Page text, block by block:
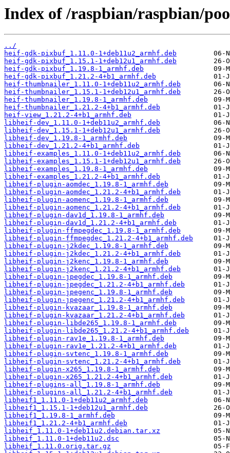
Index of /raspbian/raspbian/
../
heif-gdk-pixbuf_1.11.0-1+deb11u2_armhf.deb
heif-gdk-pixbuf_1.15.1-1+deb12u1_armhf.deb
heif-gdk-pixbuf_1.19.8-1_armhf.deb
heif-gdk-pixbuf_1.21.2-4+b1_armhf.deb
heif-thumbnailer_1.11.0-1+deb11u2_armhf.deb
heif-thumbnailer_1.15.1-1+deb12u1_armhf.deb
heif-thumbnailer_1.19.8-1_armhf.deb
heif-thumbnailer_1.21.2-4+b1_armhf.deb
heif-view_1.21.2-4+b1_armhf.deb
libheif-dev_1.11.0-1+deb11u2_armhf.deb
libheif-dev_1.15.1-1+deb12u1_armhf.deb
libheif-dev_1.19.8-1_armhf.deb
libheif-dev_1.21.2-4+b1_armhf.deb
libheif-examples_1.11.0-1+deb11u2_armhf.deb
libheif-examples_1.15.1-1+deb12u1_armhf.deb
libheif-examples_1.19.8-1_armhf.deb
libheif-examples_1.21.2-4+b1_armhf.deb
libheif-plugin-aomdec_1.19.8-1_armhf.deb
libheif-plugin-aomdec_1.21.2-4+b1_armhf.deb
libheif-plugin-aomenc_1.19.8-1_armhf.deb
libheif-plugin-aomenc_1.21.2-4+b1_armhf.deb
libheif-plugin-dav1d_1.19.8-1_armhf.deb
libheif-plugin-dav1d_1.21.2-4+b1_armhf.deb
libheif-plugin-ffmpegdec_1.19.8-1_armhf.deb
libheif-plugin-ffmpegdec_1.21.2-4+b1_armhf.deb
libheif-plugin-j2kdec_1.19.8-1_armhf.deb
libheif-plugin-j2kdec_1.21.2-4+b1_armhf.deb
libheif-plugin-j2kenc_1.19.8-1_armhf.deb
libheif-plugin-j2kenc_1.21.2-4+b1_armhf.deb
libheif-plugin-jpegdec_1.19.8-1_armhf.deb
libheif-plugin-jpegdec_1.21.2-4+b1_armhf.deb
libheif-plugin-jpegenc_1.19.8-1_armhf.deb
libheif-plugin-jpegenc_1.21.2-4+b1_armhf.deb
libheif-plugin-kvazaar_1.19.8-1_armhf.deb
libheif-plugin-kvazaar_1.21.2-4+b1_armhf.deb
libheif-plugin-libde265_1.19.8-1_armhf.deb
libheif-plugin-libde265_1.21.2-4+b1_armhf.deb
libheif-plugin-rav1e_1.19.8-1_armhf.deb
libheif-plugin-rav1e_1.21.2-4+b1_armhf.deb
libheif-plugin-svtenc_1.19.8-1_armhf.deb
libheif-plugin-svtenc_1.21.2-4+b1_armhf.deb
libheif-plugin-x265_1.19.8-1_armhf.deb
libheif-plugin-x265_1.21.2-4+b1_armhf.deb
libheif-plugins-all_1.19.8-1_armhf.deb
libheif-plugins-all_1.21.2-4+b1_armhf.deb
libheif1_1.11.0-1+deb11u2_armhf.deb
libheif1_1.15.1-1+deb12u1_armhf.deb
libheif1_1.19.8-1_armhf.deb
libheif1_1.21.2-4+b1_armhf.deb
libheif_1.11.0-1+deb11u2.debian.tar.xz
libheif_1.11.0-1+deb11u2.dsc
libheif_1.11.0.orig.tar.gz